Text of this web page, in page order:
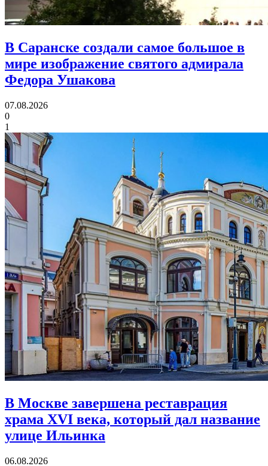
В Саранске создали самое большое в
мире изображение святого адмирала
Федора Ушакова
07.08.2026
0
1
В Москве завершена реставрация
храма XVI века, который дал название
улице Ильинка
06.08.2026